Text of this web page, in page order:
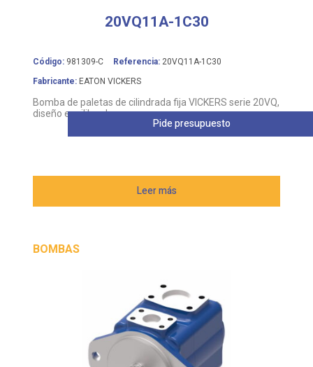
20VQ11A-1C30
Código: 981309-C Referencia: 20VQ11A-1C30
Fabricante: EATON VICKERS
Bomba de paletas de cilindrada fija VICKERS serie 20VQ,
diseño equilibrado
Leer más
Pide presupuesto
BOMBAS